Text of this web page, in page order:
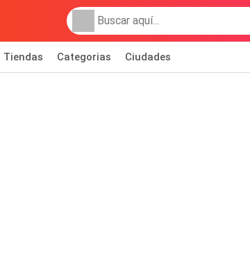
Tiendas Categorias Ciudades